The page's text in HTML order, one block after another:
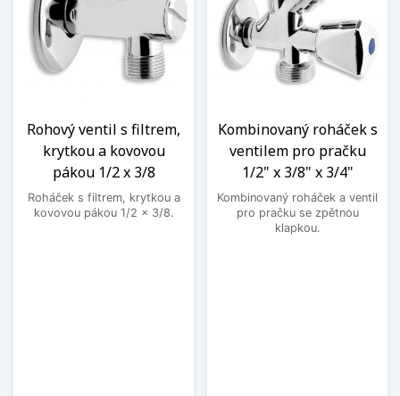
Rohový ventil s filtrem,
krytkou a kovovou
pákou 1/2 x 3/8
Roháček s filtrem, krytkou a
kovovou pákou 1/2 x 3/8.
Kombinovaný roháček s
ventilem pro pračku
1/2" x 3/8" x 3/4"
Kombinovaný roháček a ventil
pro pračku se zpětnou
klapkou.